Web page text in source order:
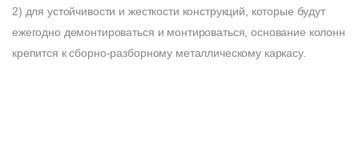
2) для устойчивости и жесткости конструкций, которые будут
ежегодно демонтироваться и монтироваться, основание колонн
крепится к сборно-разборному металлическому каркасу.